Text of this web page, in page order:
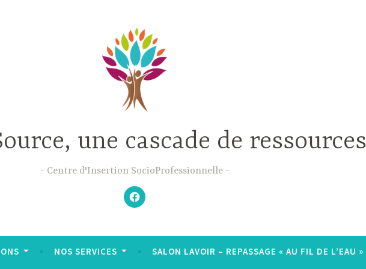
une cascade de ressources
Centre d'Insertion SocioProfessionnelle
–
N’hésitez
pas
à
;-)
–
NOS SERVICES SALON LAVOIR – REPASSAGE « AU FIL DE L’EAU »